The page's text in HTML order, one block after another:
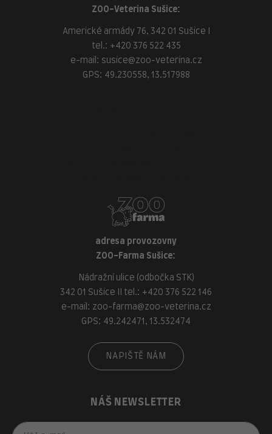
ZOO-Veterina Sušice:
Americké armády 76, 342 01 Sušice I
tel.: +420 376 522 435
e-mail: susice@zoo-veterina.cz
GPS: 49.230558, 13.517988
adresa provozovny
ZOO-Farma Sušice:
Nádražní ulice (odbočka STK)
342 01 Sušice II tel.: +420 376 522 146
e-mail: zoo-farma@zoo-veterina.cz
GPS: 49.242471, 13.532474
NAPIŠTĚ NÁM
NÁŠ NEWSLETTER